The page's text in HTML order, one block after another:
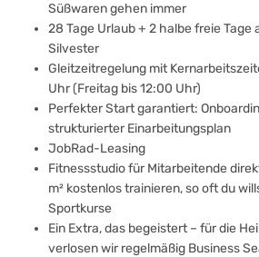
Süßwaren gehen immer
28 Tage Urlaub + 2 halbe freie Tage
Silvester
Gleitzeitregelung mit
Uhr (Freitag bis 12:00 Uhr)
Perfekter Start garantiert:
strukturierter Einarbeitungsplan
JobRad-Leasing
Fitnessstudio für Mitarbeitende
m² kostenlos trainieren, so oft du
Sportkurse
Ein Extra, das begeistert – für die
verlosen wir regelmäßig Business